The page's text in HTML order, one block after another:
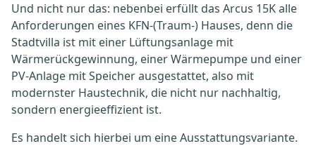
Und nicht nur das: nebenbei erfüllt das Arcus 15K alle
Anforderungen eines KFN-(Traum-) Hauses, denn die
Stadtvilla ist mit einer Lüftungsanlage mit
Wärmerückgewinnung, einer Wärmepumpe und einer
PV-Anlage mit Speicher ausgestattet, also mit
modernster Haustechnik, die nicht nur nachhaltig,
sondern energieeffizient ist.
Es handelt sich hierbei um eine Ausstattungsvariante.